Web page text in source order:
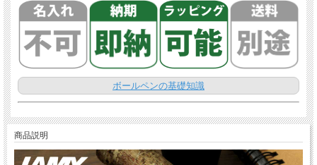
ボールペンの基礎知識
商品説明